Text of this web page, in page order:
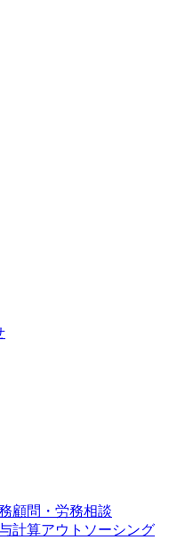
顧問・労務相談
計算アウトソーシング